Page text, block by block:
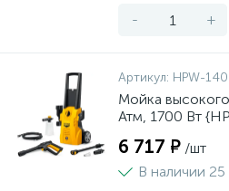
- +
Артикул: HPW-140
Мойка
Атм, 1700 Вт
6 717 ₽ /шт
В наличии 25